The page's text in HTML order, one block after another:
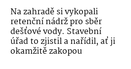
Na zahradě si vykopali
retenční nádrž pro sběr
dešťové vody. Stavební
úřad to zjistil a nařídil, ať ji
okamžitě zakopou